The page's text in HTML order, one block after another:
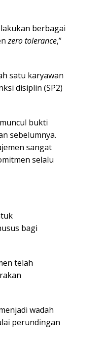
berbagai
zero tolerance,”
satu karyawan
disiplin (SP2)
bukti
sebelumnya.
sangat
selalu
bagi
telah
wadah
perundingan